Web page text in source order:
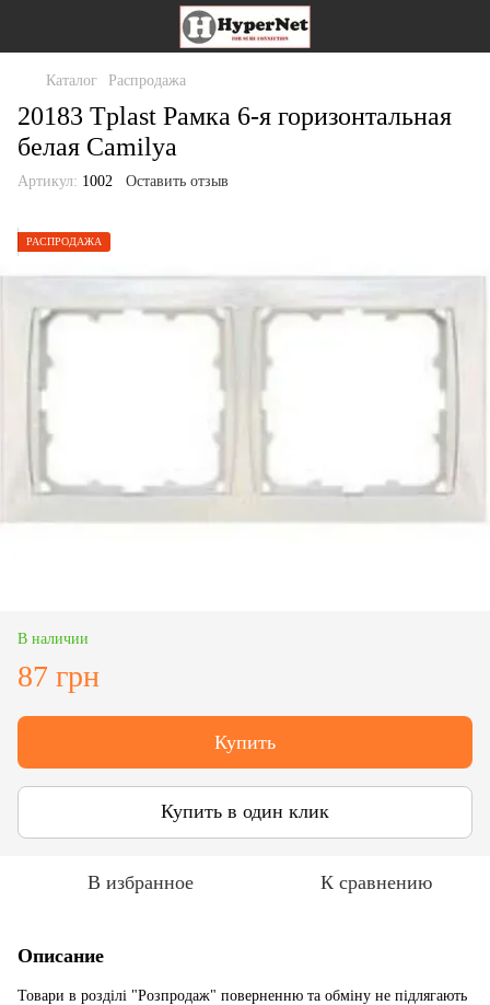
Каталог Распродажа
20183 Tplast Рамка 6-я горизонтальная
белая Camilya
Артикул: 1002 Оставить отзыв
РАСПРОДАЖА
В наличии
87 грн
Купить
Купить в один клик
В избранное К сравнению
Описание
Товари в розділі "Розпродаж" поверненню та обміну не підлягають